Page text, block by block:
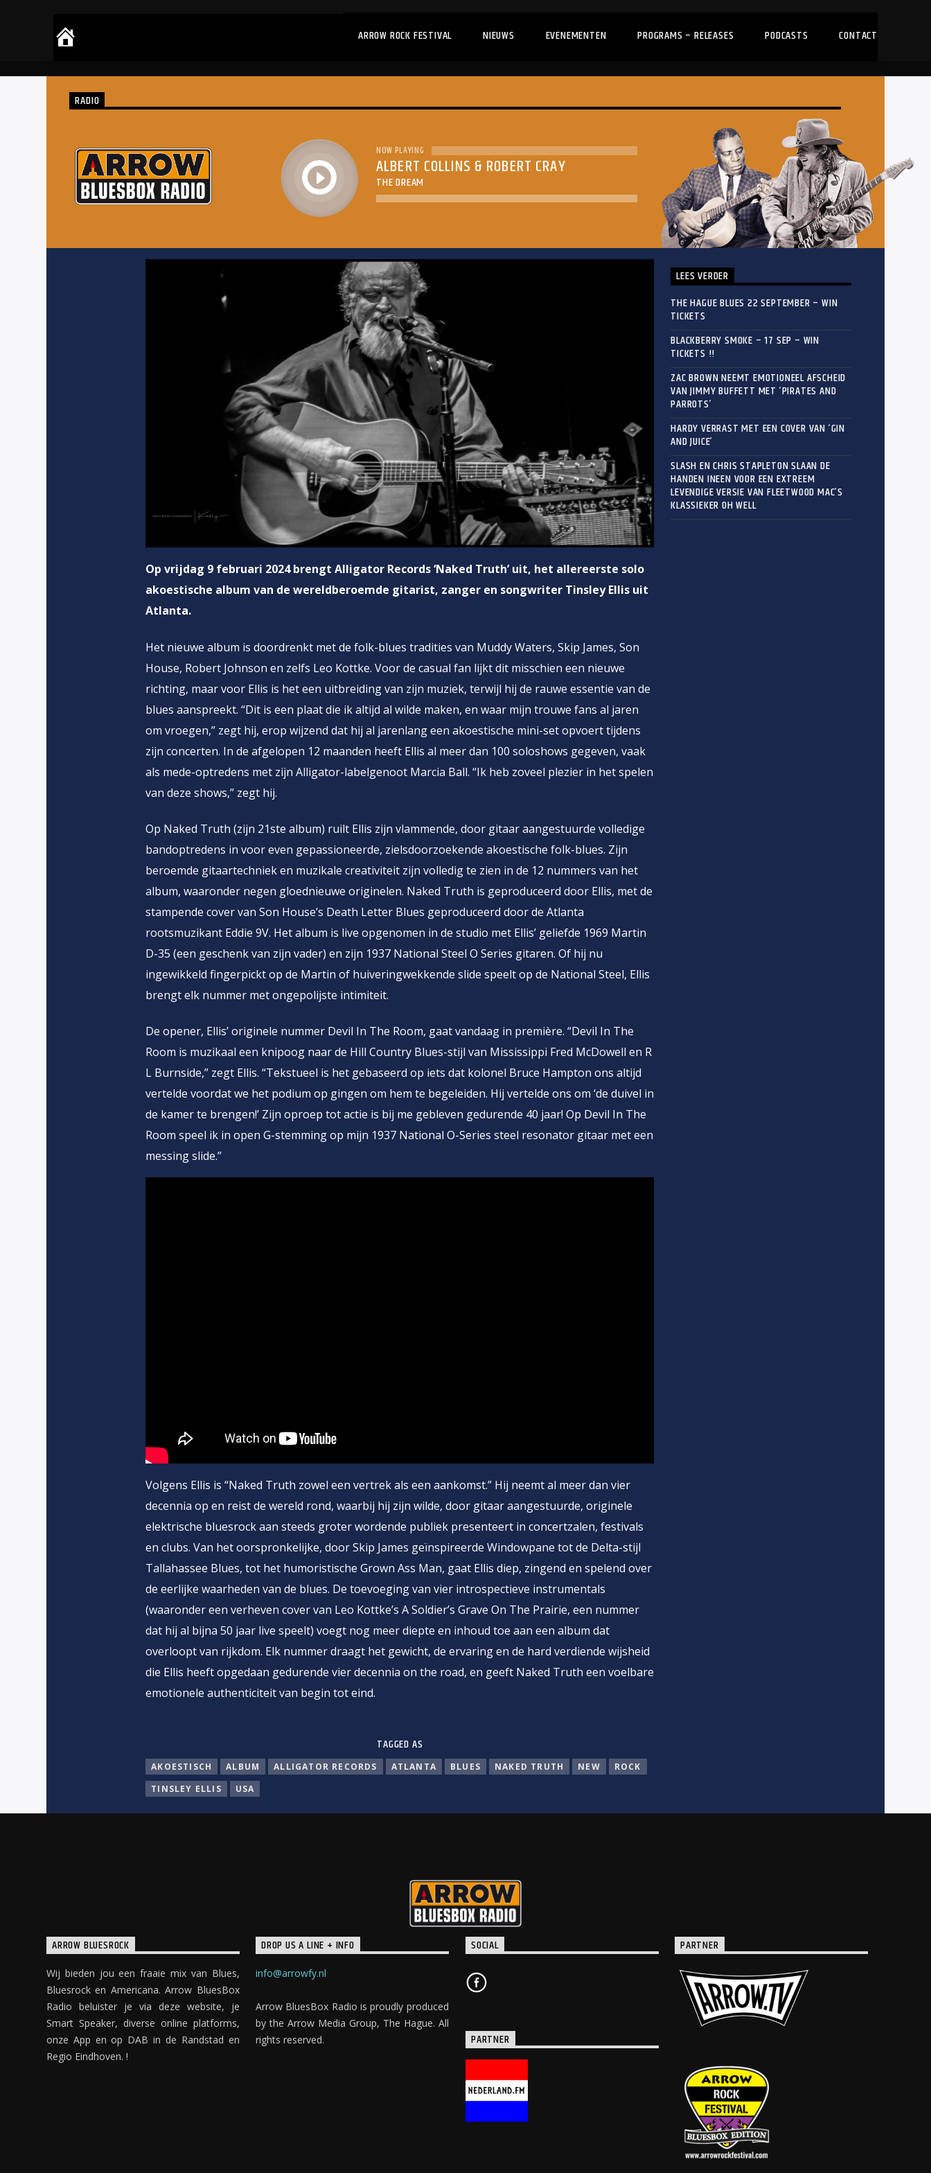
ARROW ROCK FESTIVAL NIEUWS EVENEMENTEN PROGRAMS – RELEASES PODCASTS CONTACT
RADIO
play
NOW PLAYING
ALBERT COLLINS & ROBERT CRAY
THE DREAM
Op vrijdag 9 februari 2024 brengt Alligator Records ‘Naked Truth’ uit, het allereerste solo
akoestische album van de wereldberoemde gitarist, zanger en songwriter Tinsley Ellis uit
Atlanta.
Het nieuwe album is doordrenkt met de folk-blues tradities van Muddy Waters, Skip James, Son
House, Robert Johnson en zelfs Leo Kottke. Voor de casual fan lijkt dit misschien een nieuwe
richting, maar voor Ellis is het een uitbreiding van zijn muziek, terwijl hij de rauwe essentie van de
blues aanspreekt. “Dit is een plaat die ik altijd al wilde maken, en waar mijn trouwe fans al jaren
om vroegen,” zegt hij, erop wijzend dat hij al jarenlang een akoestische mini-set opvoert tijdens
zijn concerten. In de afgelopen 12 maanden heeft Ellis al meer dan 100 soloshows gegeven, vaak
als mede-optredens met zijn Alligator-labelgenoot Marcia Ball. “Ik heb zoveel plezier in het spelen
van deze shows,” zegt hij.
Op Naked Truth (zijn 21ste album) ruilt Ellis zijn vlammende, door gitaar aangestuurde volledige
bandoptredens in voor even gepassioneerde, zielsdoorzoekende akoestische folk-blues. Zijn
beroemde gitaartechniek en muzikale creativiteit zijn volledig te zien in de 12 nummers van het
album, waaronder negen gloednieuwe originelen. Naked Truth is geproduceerd door Ellis, met de
stampende cover van Son House’s Death Letter Blues geproduceerd door de Atlanta
rootsmuzikant Eddie 9V. Het album is live opgenomen in de studio met Ellis’ geliefde 1969 Martin
D-35 (een geschenk van zijn vader) en zijn 1937 National Steel O Series gitaren. Of hij nu
ingewikkeld fingerpickt op de Martin of huiveringwekkende slide speelt op de National Steel, Ellis
brengt elk nummer met ongepolijste intimiteit.
De opener, Ellis’ originele nummer Devil In The Room, gaat vandaag in première. “Devil In The
Room is muzikaal een knipoog naar de Hill Country Blues-stijl van Mississippi Fred McDowell en R
L Burnside,” zegt Ellis. “Tekstueel is het gebaseerd op iets dat kolonel Bruce Hampton ons altijd
vertelde voordat we het podium op gingen om hem te begeleiden. Hij vertelde ons om ‘de duivel in
de kamer te brengen!’ Zijn oproep tot actie is bij me gebleven gedurende 40 jaar! Op Devil In The
Room speel ik in open G-stemming op mijn 1937 National O-Series steel resonator gitaar met een
messing slide.”
Volgens Ellis is “Naked Truth zowel een vertrek als een aankomst.” Hij neemt al meer dan vier
decennia op en reist de wereld rond, waarbij hij zijn wilde, door gitaar aangestuurde, originele
elektrische bluesrock aan steeds groter wordende publiek presenteert in concertzalen, festivals
en clubs. Van het oorspronkelijke, door Skip James geïnspireerde Windowpane tot de Delta-stijl
Tallahassee Blues, tot het humoristische Grown Ass Man, gaat Ellis diep, zingend en spelend over
de eerlijke waarheden van de blues. De toevoeging van vier introspectieve instrumentals
(waaronder een verheven cover van Leo Kottke’s A Soldier’s Grave On The Prairie, een nummer
dat hij al bijna 50 jaar live speelt) voegt nog meer diepte en inhoud toe aan een album dat
overloopt van rijkdom. Elk nummer draagt het gewicht, de ervaring en de hard verdiende wijsheid
die Ellis heeft opgedaan gedurende vier decennia on the road, en geeft Naked Truth een voelbare
emotionele authenticiteit van begin tot eind.
TAGGED AS
AKOESTISCH ALBUM ALLIGATOR RECORDS ATLANTA BLUES NAKED TRUTH NEW
ROCK
TINSLEY ELLIS
USA
LEES VERDER
THE HAGUE BLUES 22 SEPTEMBER – WIN
TICKETS
BLACKBERRY SMOKE – 17 SEP – WIN
TICKETS !!
ZAC BROWN NEEMT EMOTIONEEL AFSCHEID
VAN JIMMY BUFFETT MET ‘PIRATES AND
PARROTS’
HARDY VERRAST MET EEN COVER VAN ‘GIN
AND JUICE’
SLASH EN CHRIS STAPLETON SLAAN DE
HANDEN INEEN VOOR EEN EXTREEM
LEVENDIGE VERSIE VAN FLEETWOOD MAC’S
KLASSIEKER OH WELL
ARROW BLUESROCK
Wij bieden jou een fraaie mix van Blues,
Bluesrock en Americana. Arrow BluesBox
Radio beluister je via deze website, je
Smart Speaker, diverse online platforms,
onze App en op DAB in de Randstad en
Regio Eindhoven. !
DROP US A LINE + INFO
info@arrowfy.nl
Arrow BluesBox Radio is proudly produced
by the Arrow Media Group, The Hague. All
rights reserved.
SOCIAL PARTNER
PARTNER